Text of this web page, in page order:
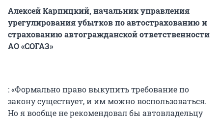
Алексей Карпицкий, начальник управления
урегулирования убытков по автострахованию и
страхованию автогражданской ответственности
АО «СОГАЗ»
: «Формально право выкупить требование по
закону существует, и им можно воспользоваться.
Но я вообще не рекомендовал бы автовладельцу